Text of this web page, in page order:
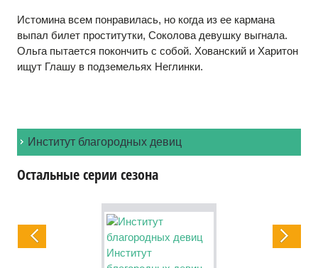
Истомина всем понравилась, но когда из ее кармана
выпал билет проститутки, Соколова девушку выгнала.
Ольга пытается покончить с собой. Хованский и Харитон
ищут Глашу в подземельях Неглинки.
Институт благородных девиц
Остальные серии сезона